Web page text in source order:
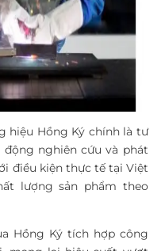
hiệu Hồng Ký chính là tư
nghiên cứu và phát
điều kiện thực tế tại Việt
lượng sản phẩm theo
Hồng Ký tích hợp công